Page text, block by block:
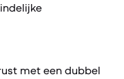
met een dubbel